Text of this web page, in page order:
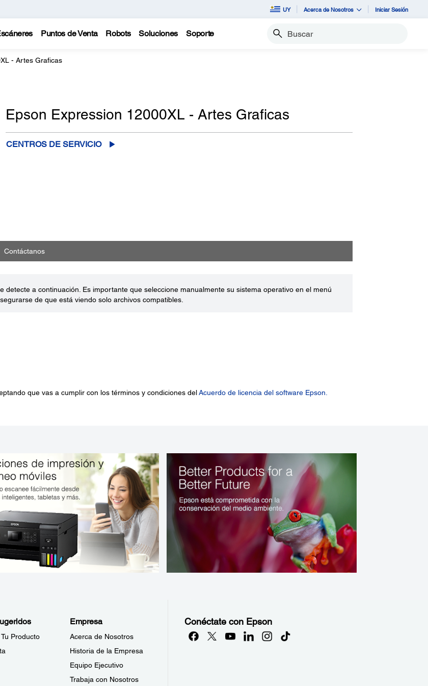
UY Acerca de Nosotros Iniciar Sesión
Puntos de Venta Robots Soluciones Soporte Buscar
- Artes Graficas
Epson Expression 12000XL - Artes Graficas
CENTROS DE SERVICIO
Contáctanos
detecte a continuación. Es importante que seleccione manualmente su sistema operativo en el menú
de que está viendo solo archivos compatibles.
que vas a cumplir con los términos y condiciones delAcuerdo de licencia del software Epson.
Producto
Empresa
Acerca de Nosotros
Historia de la Empresa
Equipo Ejecutivo
Trabaja con Nosotros
Conéctate con Epson